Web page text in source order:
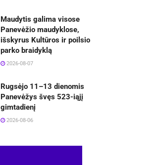
Maudytis galima visose
Panevėžio maudyklose,
išskyrus Kultūros ir poilsio
parko braidyklą
2026-08-07
Rugsėjo 11–13 dienomis
Panevėžys švęs 523-iąjį
gimtadienį
2026-08-06